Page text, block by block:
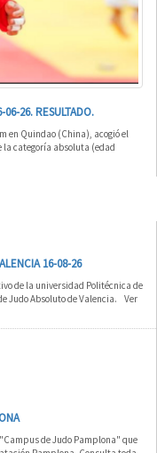
26. RESULTADO.
en Quindao (China), acogió el
la categoría absoluta (edad
16-08-26
de la universidad Politécnica de
Judo Absoluto de Valencia. Ver
"Campus de Judo Pamplona" que